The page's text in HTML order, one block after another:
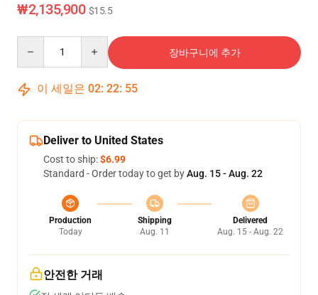
₩2,135,900 $15.5
장바구니에 추가
이 세일은 02: 22: 55
Deliver to United States
Cost to ship:$6.99
Standard - Order today to get byAug. 15 - Aug. 22
Production
Today
Shipping
Aug. 11
Delivered
Aug. 15 - Aug. 22
안전한 거래